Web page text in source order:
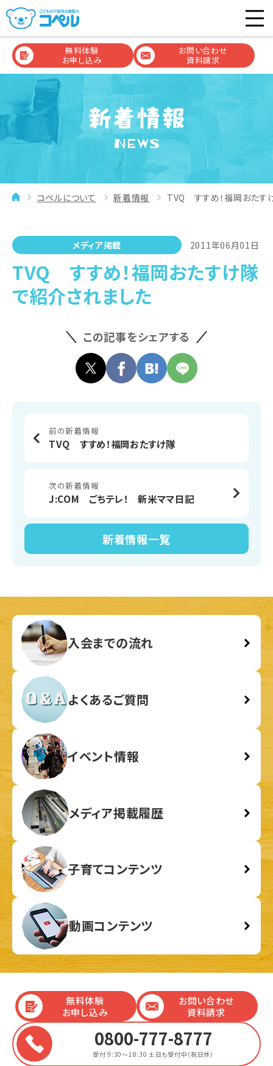
無料体験
お申し込み
お問い合わせ
資料請求
NEWS
コペルについて 新着情報 TVQ すすめ！福岡おたす
メディア掲載 2011年06月01日
TVQ すすめ！福岡おたすけ隊
で紹介されました
この記事をシェアする
前の新着情報
TVQ すすめ！福岡おたすけ隊
新着情報一覧
次の新着情報
J:COM ごちテレ！ 新米ママ日記
入会までの流れ
よくあるご質問
イベント情報
メディア掲載履歴
子育てコンテンツ
動画コンテンツ
無料体験
お申し込み
お問い合わせ
資料請求
0800-777-8777
受付 9:30～18:30 土日も受付中（祝日休）